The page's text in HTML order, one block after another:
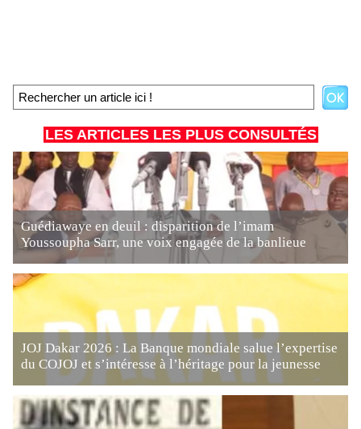
LES ARTICLES LES PLUS CONSULTÉS
Guédiawaye en deuil : disparition de l’imam
Youssoupha Sarr, une voix engagée de la banlieue
JOJ Dakar 2026 : La Banque mondiale salue l’expertise
du COJOJ et s’intéresse à l’héritage pour la jeunesse